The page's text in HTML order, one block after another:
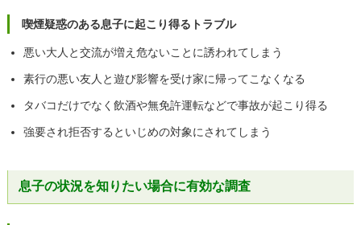
喫煙疑惑のある息子に起こり得るトラブル
悪い大人と交流が増え危ないことに誘われてしまう
素行の悪い友人と遊び影響を受け家に帰ってこなくなる
タバコだけでなく飲酒や無免許運転などで事故が起こり得る
強要され拒否するといじめの対象にされてしまう
息子の状況を知りたい場合に有効な調査